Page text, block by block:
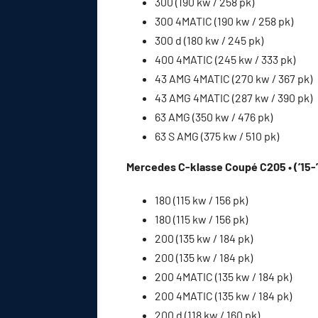
300 4MATIC (190 kw / 258 pk)
300 d (180 kw / 245 pk)
400 4MATIC (245 kw / 333 pk)
43 AMG 4MATIC (270 kw / 367 pk)
43 AMG 4MATIC (287 kw / 390 pk)
63 AMG (350 kw / 476 pk)
63 S AMG (375 kw / 510 pk)
Mercedes C-klasse Coupé C205 • (’15-
180 (115 kw / 156 pk)
180 (115 kw / 156 pk)
200 (135 kw / 184 pk)
200 (135 kw / 184 pk)
200 4MATIC (135 kw / 184 pk)
200 4MATIC (135 kw / 184 pk)
200 d (118 kw / 160 pk)